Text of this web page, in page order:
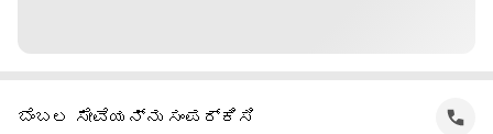
ಬೆಂಬಲ ಸೇವೆಯನ್ನು ಸಂಪರ್ಕಿಸಿ